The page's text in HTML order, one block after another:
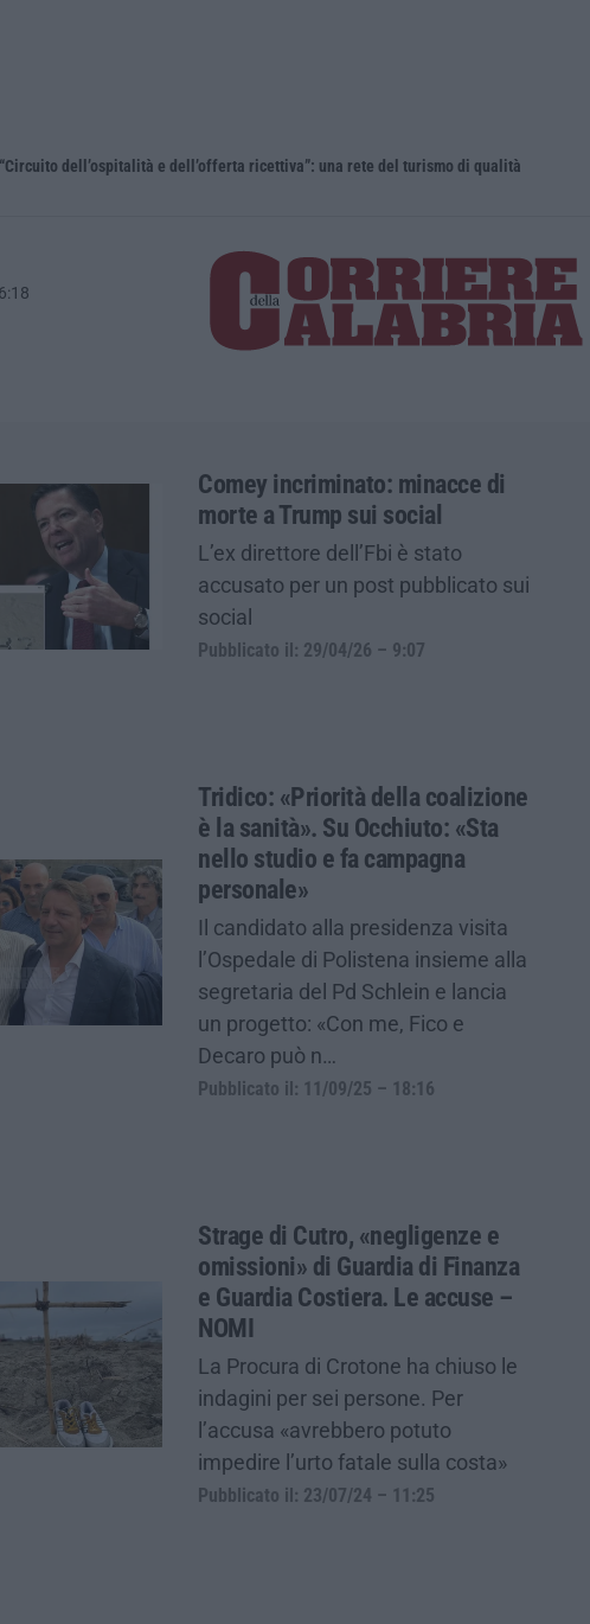
dell’ospitalità e dell’offerta ricettiva”: una rete del turismo di qualità
Comey incriminato: minacce di
morte a Trump sui social
L’ex direttore dell’Fbi è stato
accusato per un post pubblicato sui
social
Pubblicato il: 29/04/26 – 9:07
Tridico: «Priorità della coalizione
è la sanità». Su Occhiuto: «Sta
nello studio e fa campagna
personale»
Il candidato alla presidenza visita
l’Ospedale di Polistena insieme alla
segretaria del Pd Schlein e lancia
un progetto: «Con me, Fico e
Decaro può n…
Pubblicato il: 11/09/25 – 18:16
Strage di Cutro, «negligenze e
omissioni» di Guardia di Finanza
e Guardia Costiera. Le accuse –
NOMI
La Procura di Crotone ha chiuso le
indagini per sei persone. Per
l’accusa «avrebbero potuto
impedire l’urto fatale sulla costa»
Pubblicato il: 23/07/24 – 11:25